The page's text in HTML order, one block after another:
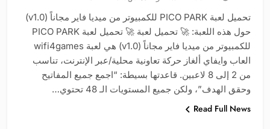
تحميل لعبة PICO PARK للكمبيوتر من ميديا فاير مجاناً (v1.0)
حول هذه اللعبة: 🚀 تحميل لعبة 🚀 تحميل لعبة PICO PARK
للكمبيوتر من ميديا فاير مجاناً (v1.0) هي لعبة wifi4games
العاب وايفاي ألغاز حركة تعاونية محلية/عبر الإنترنت، تناسب
من 2 إلى 8 لاعبين. قاعدتها بسيطة: “اجمع جميع المفاتيح
وحقق الهدف”، ولكن جميع المستويات الـ 48 تحتوي…
Read Full News